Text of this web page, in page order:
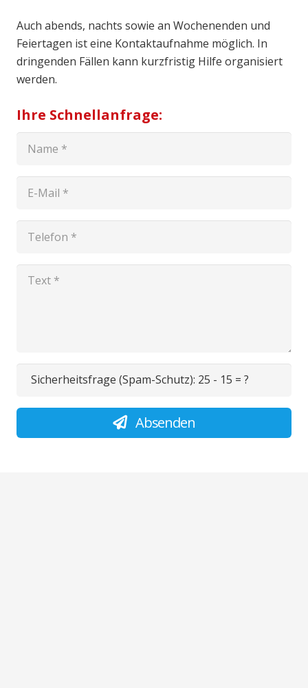
Auch abends, nachts sowie an Wochenenden und
Feiertagen ist eine Kontaktaufnahme möglich. In
dringenden Fällen kann kurzfristig Hilfe organisiert
werden.
Ihre Schnellanfrage:
Sicherheitsfrage (Spam-Schutz): 25 - 15 = ?
Absenden